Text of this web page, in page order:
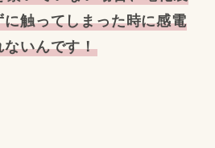
触ってしまった時に感電
ないんです！